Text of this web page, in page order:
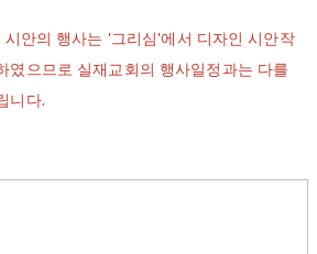
안의 행사는 '그리심'에서 디자인 시안작
였으므로 실재교회의 행사일정과는 다를
니다.